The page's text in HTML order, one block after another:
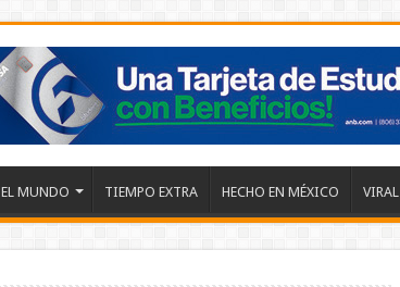
EL MUNDO TIEMPO EXTRA HECHO EN MÉXICO VIRAL